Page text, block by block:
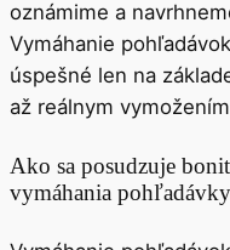
oznámime a
Vymáhanie
úspešné len na
až reálnym
Ako sa posudzuje
vymáhania